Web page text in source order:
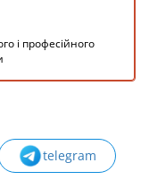
і професійного
telegram